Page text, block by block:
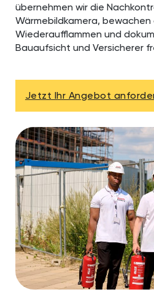
übernehmen wir die
Wärmebildkamera,
Wiederaufflammen und
Bauaufsicht und Versicherer
Jetzt Ihr Angebot